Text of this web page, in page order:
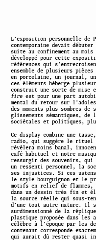
L’exposition personnelle de
contemporaine devait
suite au confinement au
développé pour cette
références qui
ensemble de plusieurs
en porcelaine, un journal,
ces éléments héberge
construit une sorte de mise
fire est pour une part
mental du retour sur
des moments plus sombres
glissements sémantiques,
sociétales et politiques,
Ce display combine une
radio, qui suggère le rituel
révélera moins banal,
café habituel et notre
ressurgir des souvenirs,
un ressenti personnel, la
ses injustices. Si ces
le style bourguignon et le
motifs en relief de
dans un dessin très fin et
la source réelle qui sous-
d’une tout autre nature. Il
surdimensionné de la
plastique proposée dans les
célèbre à l’époque par les
contenant corresponde
qui aurait dû rester quasi